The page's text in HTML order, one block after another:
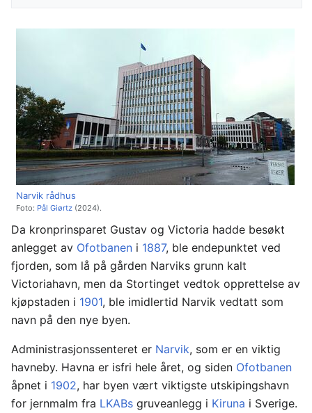
Narvik rådhus
Foto: Pål Giørtz (2024).
Da kronprinsparet Gustav og Victoria hadde besøkt
anlegget av Ofotbanen i 1887, ble endepunktet ved
fjorden, som lå på gården Narviks grunn kalt
Victoriahavn, men da Stortinget vedtok opprettelse av
kjøpstaden i 1901, ble imidlertid Narvik vedtatt som
navn på den nye byen.
Administrasjonssenteret er Narvik, som er en viktig
havneby. Havna er isfri hele året, og siden Ofotbanen
åpnet i 1902, har byen vært viktigste utskipingshavn
for jernmalm fra LKABs gruveanlegg i Kiruna i Sverige.